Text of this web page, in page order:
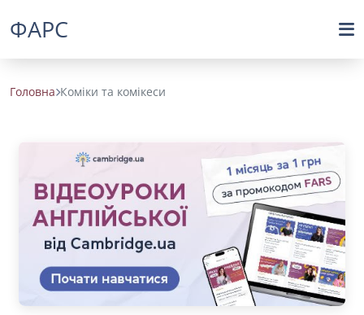
ФАРС
Головна Коміки та комікеси